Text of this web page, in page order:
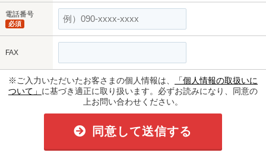
電話番号
必須
FAX
※ご入力いただいたお客さまの個人情報は、
「個人情報の取扱いに
ついて」 に基づき適正に取り扱います。必ずお読みになり、同意の
上お問い合わせください。
同意して送信する